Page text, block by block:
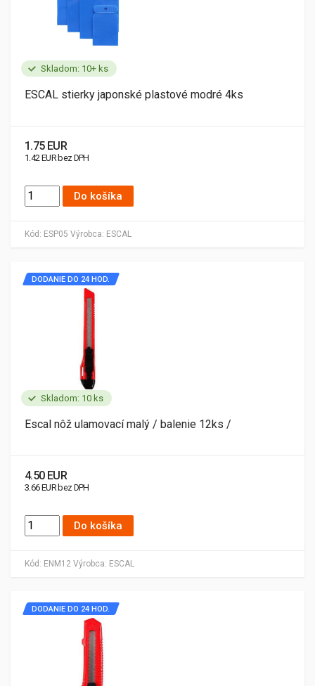
Skladom: 10+ ks
Kód: ESP05 Výrobca: ESCAL
ESCAL stierky japonské plastové modré 4ks
1.75 EUR
1.42 EUR bez DPH
Do košíka
Skladom: 10 ks
Kód: ENM12 Výrobca: ESCAL
DODANIE DO 24 HOD.
Escal nôž ulamovací malý / balenie 12ks /
4.50 EUR
3.66 EUR bez DPH
Do košíka
DODANIE DO 24 HOD.